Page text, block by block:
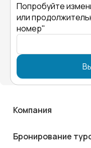
Попробуйте
или
номер"
Компания
Бронирование